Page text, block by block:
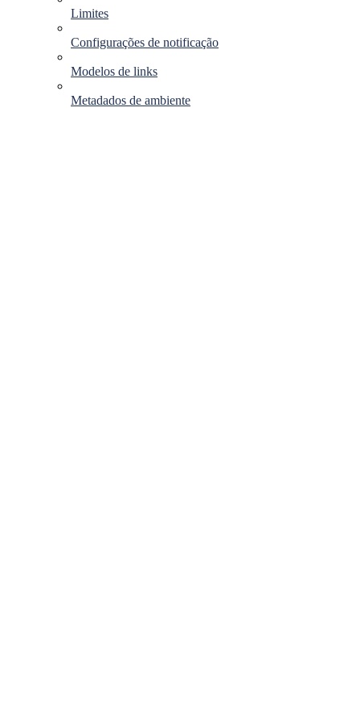
Limites
Configurações de notificação
Modelos de links
Metadados de ambiente